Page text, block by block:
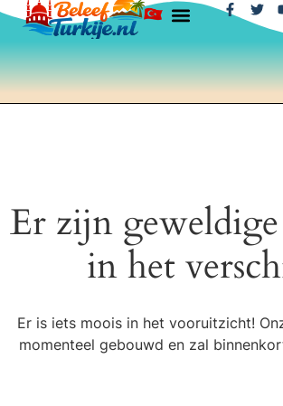
Er zijn
in het
Er is iets moois in het vooruitzicht!
momenteel gebouwd en zal